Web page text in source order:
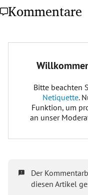
Kommentare